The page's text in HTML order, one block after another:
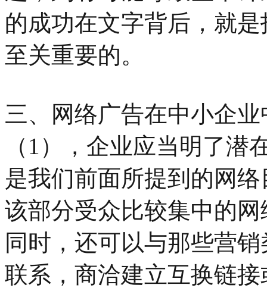
的成功在文字背后，就
至关重要的。
三、网络广告在中小企
（1），企业应当明了
是我们前面所提到的网
该部分受众比较集中的
同时，还可以与那些营
联系，商洽建立互换链